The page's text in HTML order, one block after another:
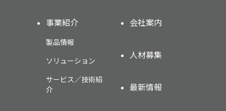
事業紹介
製品情報
ソリューション
サービス／技術紹
介
会社案内
人材募集
最新情報